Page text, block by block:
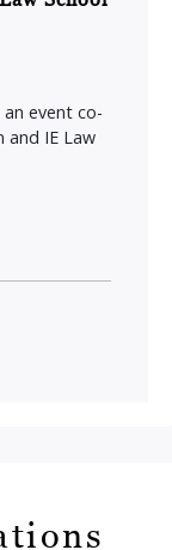
event co-
and IE Law